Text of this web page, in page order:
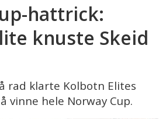
hattrick:
knuste Skeid
rad klarte Kolbotn Elites
vinne hele Norway Cup.